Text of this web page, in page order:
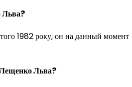
Льва?
1982 року, он на данный момент
Льва?